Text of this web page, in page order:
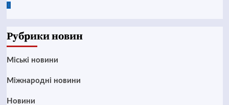
Google
Рубрики новин
Mіські новини
Міжнародні новини
Новини